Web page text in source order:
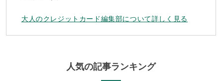
大人のクレジットカード編集部について詳しく見る
人気の記事ランキング